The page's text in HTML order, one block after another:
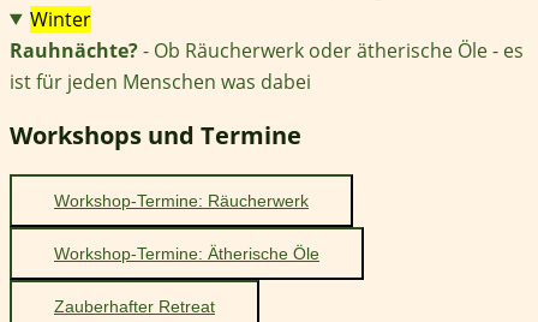
Winter
Rauhnächte?- Ob Räucherwerk oder ätherische Öle - es
ist für jeden Menschen was dabei
Workshops und Termine
Workshop-Termine: Räucherwerk
Workshop-Termine: Ätherische Öle
Zauberhafter Retreat